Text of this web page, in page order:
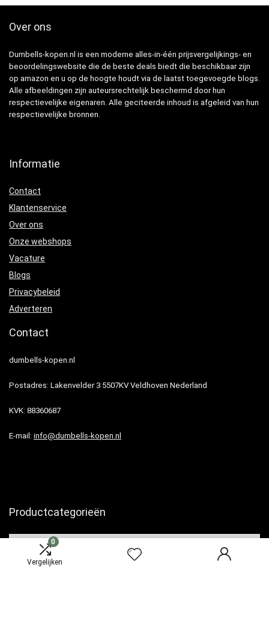
0
Vergelijken
Over ons
Dumbells-kopen.nl is een moderne alles-in-één prijsvergelijkings- en
beoordelingswebsite die de beste deals biedt die beschikbaar zijn
op amazon en u op de hoogte houdt via de laatst toegevoegde blogs.
Alle afbeeldingen zijn auteursrechtelijk beschermd door hun
respectievelijke eigenaren. Alle geciteerde inhoud is afgeleid van hun
respectievelijke bronnen.
Informatie
Contact
Klantenservice
Over ons
Onze webshops
Vacature
Blogs
Privacybeleid
Adverteren
Contact
dumbells-kopen.nl
Postadres: Lakenvelder 3 5507KV Veldhoven Nederland
KVK: 88360687
E-mail: info@dumbells-kopen.nl
Productcategorieën